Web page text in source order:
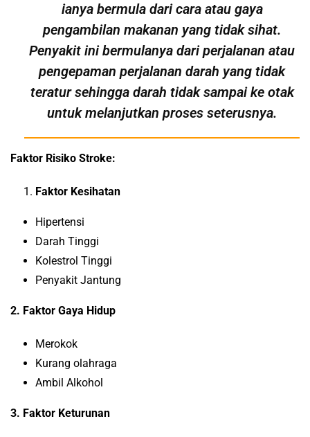
ianya bermula dari cara atau gaya
pengambilan makanan yang tidak sihat.
Penyakit ini bermulanya dari perjalanan atau
pengepaman perjalanan darah yang tidak
teratur sehingga darah tidak sampai ke otak
untuk melanjutkan proses seterusnya.
Faktor Risiko Stroke:
Faktor Kesihatan
Hipertensi
Darah Tinggi
Kolestrol Tinggi
Penyakit Jantung
2. Faktor Gaya Hidup
Merokok
Kurang olahraga
Ambil Alkohol
3. Faktor Keturunan